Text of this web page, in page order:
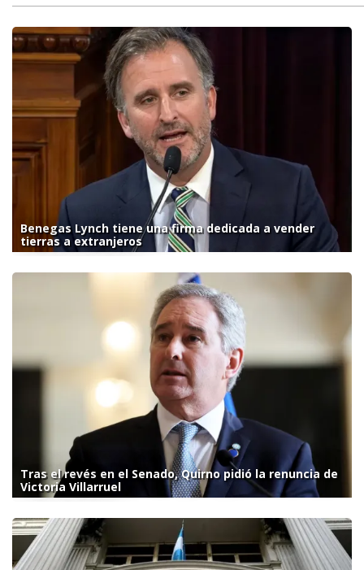
Benegas Lynch tiene una firma dedicada a vender
tierras a extranjeros
Tras el revés en el Senado, Quirno pidió la renuncia de
Victoria Villarruel